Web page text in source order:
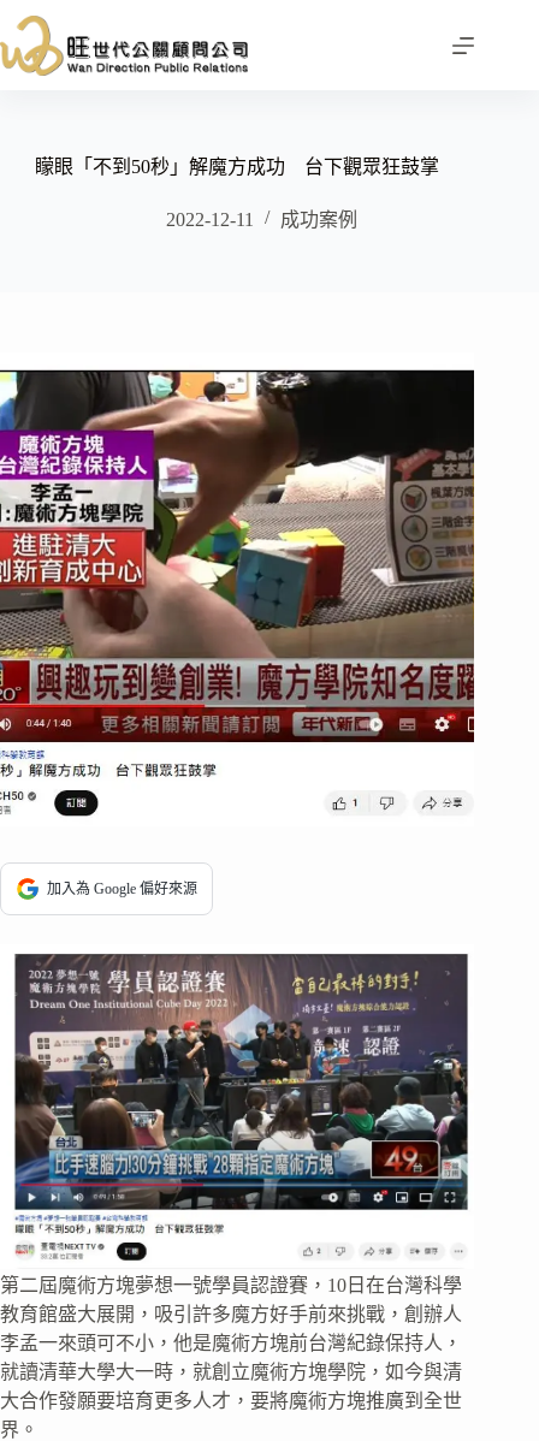
至
主
矇眼「不到50秒」解魔方成功 台下觀眾狂鼓掌
2022-12-11 成功案例
加入為 Google 偏好來源
第二屆魔術方塊夢想一號學員認證賽，10日在台灣科學
教育館盛大展開，吸引許多魔方好手前來挑戰，創辦人
李孟一來頭可不小，他是魔術方塊前台灣紀錄保持人，
就讀清華大學大一時，就創立魔術方塊學院，如今與清
大合作發願要培育更多人才，要將魔術方塊推廣到全世
界。